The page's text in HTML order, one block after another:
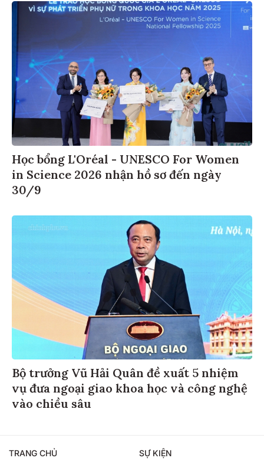
Học bổng L'Oréal - UNESCO For Women
in Science 2026 nhận hồ sơ đến ngày
30/9
Bộ trưởng Vũ Hải Quân đề xuất 5 nhiệm
vụ đưa ngoại giao khoa học và công nghệ
vào chiều sâu
TRANG CHỦ SỰ KIỆN